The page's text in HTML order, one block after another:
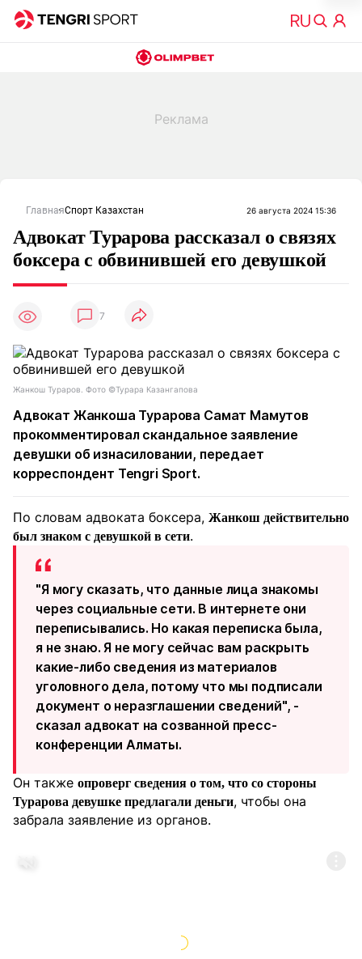
ГлавнаяСпорт Казахстан 26 августа 2024 15:36
Адвокат Турарова рассказал о связях
боксера с обвинившей его девушкой
7
Жанкош Тураров. Фото ©Турара Казангапова
Адвокат Жанкоша Турарова Самат Мамутов
прокомментировал скандальное заявление
девушки об изнасиловании, передает
корреспондент Tengri Sport.
По словам адвоката боксера, Жанкош действительно
был знаком с девушкой в сети.
"Я могу сказать, что данные лица знакомы
через социальные сети. В интернете они
переписывались. Но какая переписка была,
я не знаю. Я не могу сейчас вам раскрыть
какие-либо сведения из материалов
уголовного дела, потому что мы подписали
документ о неразглашении сведений", -
сказал адвокат на созванной пресс-
конференции Алматы.
Он также опроверг сведения о том, что со стороны
Турарова девушке предлагали деньги, чтобы она
забрала заявление из органов.